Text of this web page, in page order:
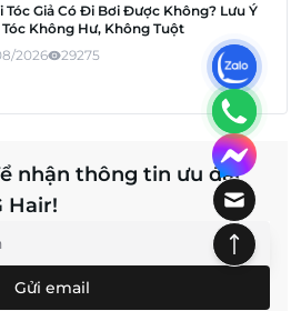
Tóc Giả Có Đi Bơi Được Không? Lưu Ý
Không Hư, Không Tuột
2026
29275
nhận thông tin ưu đãi
Hair!
Gửi email